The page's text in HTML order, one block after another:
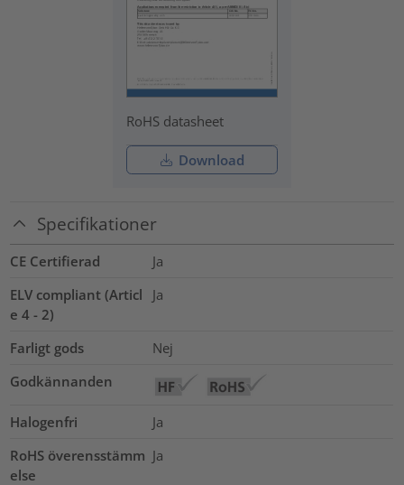
RoHS datasheet
Download
Specifikationer
CE Certifierad
Ja
ELV compliant (Articl
e 4 - 2)
Ja
Farligt gods
Nej
Godkännanden
Halogenfri
Ja
RoHS överensstämm
else
Ja